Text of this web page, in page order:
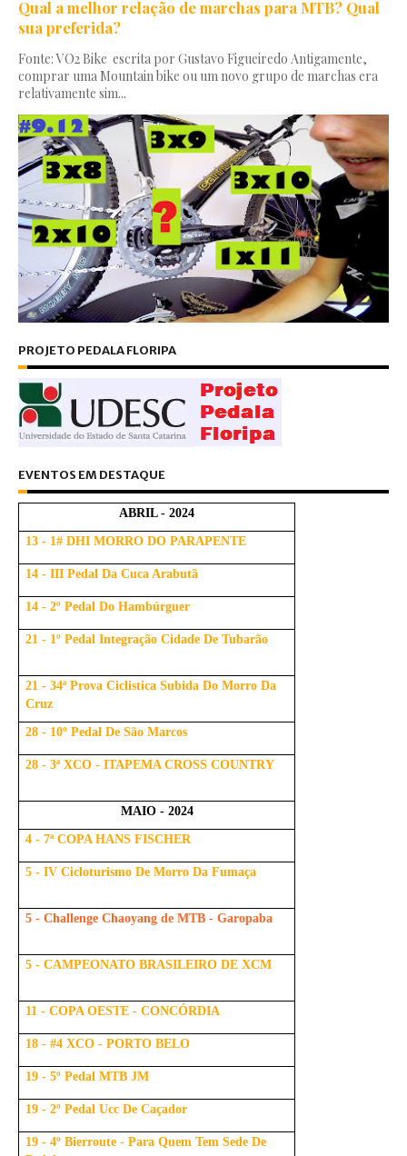
Qual a melhor relação de marchas para MTB? Qual
sua preferida?
Fonte: VO2 Bike escrita por Gustavo Figueiredo Antigamente,
comprar uma Mountain bike ou um novo grupo de marchas era
relativamente sim...
PROJETO PEDALA FLORIPA
EVENTOS EM DESTAQUE
ABRIL - 2024
13 - 1# DHI MORRO DO PARAPENTE
14 - III Pedal Da Cuca Arabutã
14 - 2º Pedal Do Hambúrguer
21 - 1º Pedal Integração Cidade De Tubarão
21 - 34ª Prova Ciclistica Subida Do Morro Da
Cruz
28 - 10º Pedal De São Marcos
28 - 3ª XCO - ITAPEMA CROSS COUNTRY
MAIO - 2024
4 - 7ª COPA HANS FISCHER
5 - IV Cicloturismo De Morro Da Fumaça
5 - Challenge Chaoyang de MTB - Garopaba
5 - CAMPEONATO BRASILEIRO DE XCM
11 - COPA OESTE - CONCÓRDIA
18 - #4 XCO - PORTO BELO
19 - 5º Pedal MTB JM
19 - 2º Pedal Ucc De Caçador
19 - 4º Bierroute - Para Quem Tem Sede De